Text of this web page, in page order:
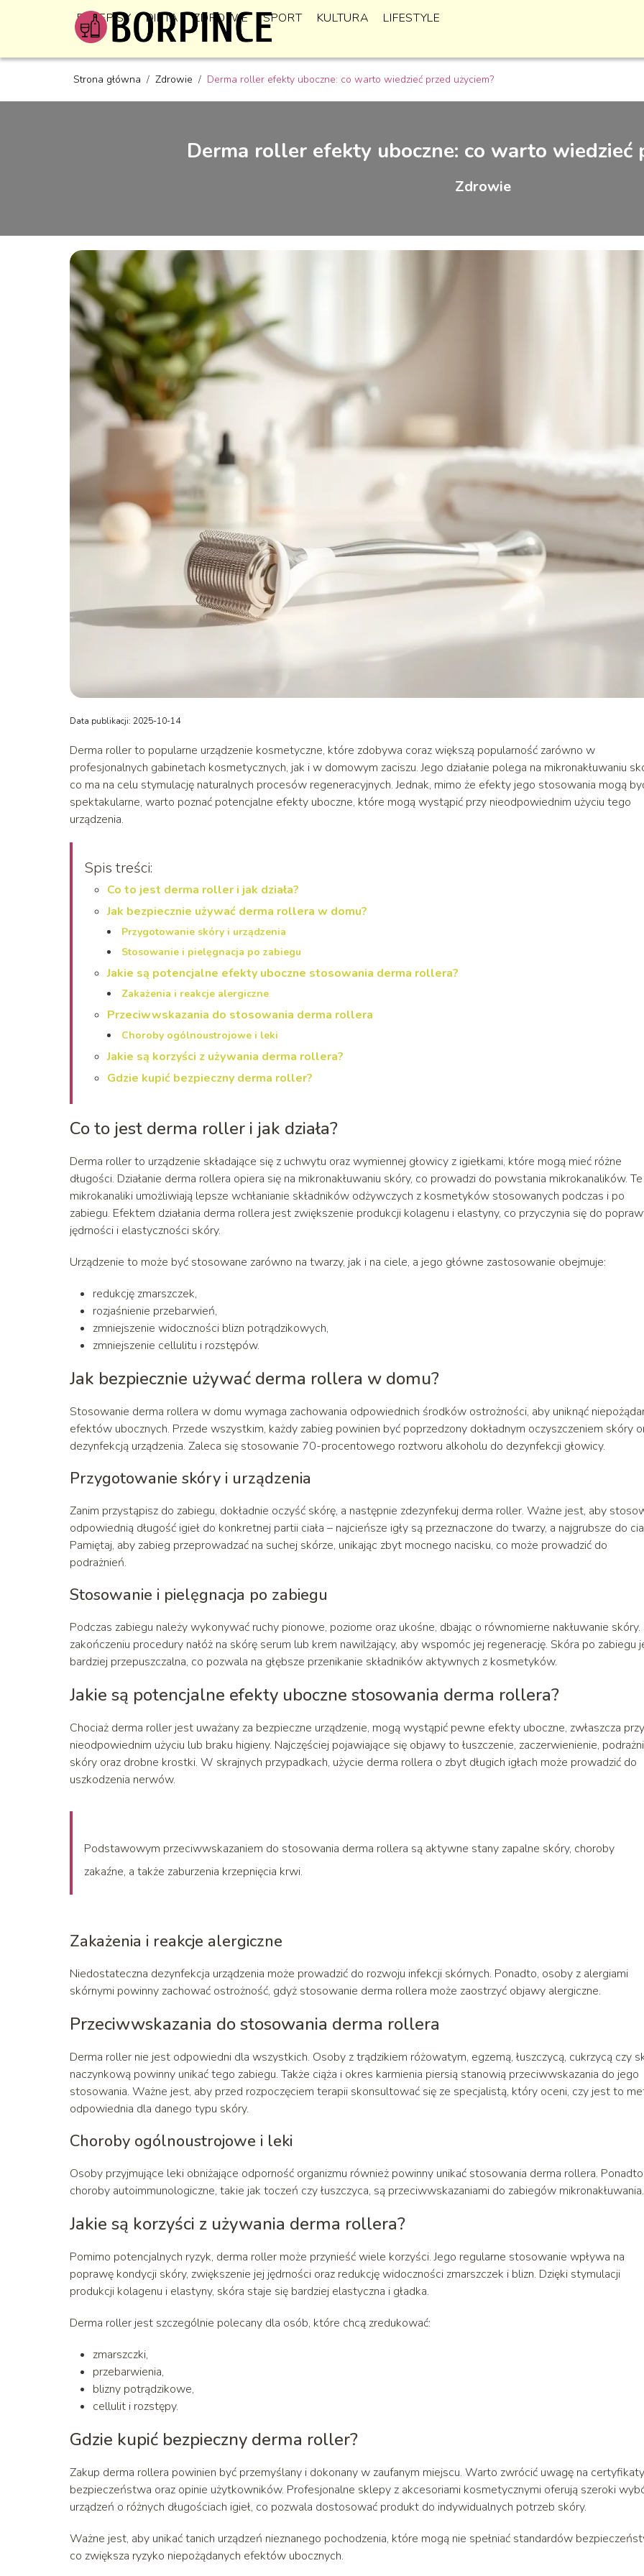
PRZEPISY DIETA ZDROWIE SPORT KULTURA LIFESTYLE
Strona główna / Zdrowie / Derma roller efekty uboczne: co warto wiedzieć przed użyciem?
Derma roller efekty uboczne: co warto wiedzieć
Zdrowie
Data publikacji: 2025-10-14
Derma roller to popularne urządzenie kosmetyczne, które zdobywa coraz większą popularność zarówno w
profesjonalnych gabinetach kosmetycznych, jak i w domowym zaciszu. Jego działanie polega na mikronakłuwaniu
co ma na celu stymulację naturalnych procesów regeneracyjnych. Jednak, mimo że efekty jego stosowania mogą
spektakularne, warto poznać potencjalne efekty uboczne, które mogą wystąpić przy nieodpowiednim użyciu tego
urządzenia.
Spis treści:
Co to jest derma roller i jak działa?
Jak bezpiecznie używać derma rollera w domu?
Przygotowanie skóry i urządzenia
Stosowanie i pielęgnacja po zabiegu
Jakie są potencjalne efekty uboczne stosowania derma rollera?
Zakażenia i reakcje alergiczne
Przeciwwskazania do stosowania derma rollera
Choroby ogólnoustrojowe i leki
Jakie są korzyści z używania derma rollera?
Gdzie kupić bezpieczny derma roller?
Co to jest derma roller i jak działa?
Derma roller to urządzenie składające się z uchwytu oraz wymiennej głowicy z igiełkami, które mogą mieć różne
długości. Działanie derma rollera opiera się na mikronakłuwaniu skóry, co prowadzi do powstania mikrokanalików. Te
mikrokanaliki umożliwiają lepsze wchłanianie składników odżywczych z kosmetyków stosowanych podczas i po
zabiegu. Efektem działania derma rollera jest zwiększenie produkcji kolagenu i elastyny, co przyczynia się do
jędrności i elastyczności skóry.
Urządzenie to może być stosowane zarówno na twarzy, jak i na ciele, a jego główne zastosowanie obejmuje:
redukcję zmarszczek,
rozjaśnienie przebarwień,
zmniejszenie widoczności blizn potrądzikowych,
zmniejszenie cellulitu i rozstępów.
Jak bezpiecznie używać derma rollera w domu?
Stosowanie derma rollera w domu wymaga zachowania odpowiednich środków ostrożności, aby uniknąć
efektów ubocznych. Przede wszystkim, każdy zabieg powinien być poprzedzony dokładnym oczyszczeniem skóry
dezynfekcją urządzenia. Zaleca się stosowanie 70-procentowego roztworu alkoholu do dezynfekcji głowicy.
Przygotowanie skóry i urządzenia
Zanim przystąpisz do zabiegu, dokładnie oczyść skórę, a następnie zdezynfekuj derma roller. Ważne jest, aby
odpowiednią długość igieł do konkretnej partii ciała – najcieńsze igły są przeznaczone do twarzy, a najgrubsze do
Pamiętaj, aby zabieg przeprowadzać na suchej skórze, unikając zbyt mocnego nacisku, co może prowadzić do
podrażnień.
Stosowanie i pielęgnacja po zabiegu
Podczas zabiegu należy wykonywać ruchy pionowe, poziome oraz ukośne, dbając o równomierne nakłuwanie skóry.
zakończeniu procedury nałóż na skórę serum lub krem nawilżający, aby wspomóc jej regenerację. Skóra po zabiegu
bardziej przepuszczalna, co pozwala na głębsze przenikanie składników aktywnych z kosmetyków.
Jakie są potencjalne efekty uboczne stosowania derma rollera?
Chociaż derma roller jest uważany za bezpieczne urządzenie, mogą wystąpić pewne efekty uboczne, zwłaszcza przy
nieodpowiednim użyciu lub braku higieny. Najczęściej pojawiające się objawy to łuszczenie, zaczerwienienie,
skóry oraz drobne krostki. W skrajnych przypadkach, użycie derma rollera o zbyt długich igłach może prowadzić do
uszkodzenia nerwów.
Podstawowym przeciwwskazaniem do stosowania derma rollera są aktywne stany zapalne skóry, choroby
zakaźne, a także zaburzenia krzepnięcia krwi.
Zakażenia i reakcje alergiczne
Niedostateczna dezynfekcja urządzenia może prowadzić do rozwoju infekcji skórnych. Ponadto, osoby z alergiami
skórnymi powinny zachować ostrożność, gdyż stosowanie derma rollera może zaostrzyć objawy alergiczne.
Przeciwwskazania do stosowania derma rollera
Derma roller nie jest odpowiedni dla wszystkich. Osoby z trądzikiem różowatym, egzemą, łuszczycą, cukrzycą czy
naczynkową powinny unikać tego zabiegu. Także ciąża i okres karmienia piersią stanowią przeciwwskazania do jego
stosowania. Ważne jest, aby przed rozpoczęciem terapii skonsultować się ze specjalistą, który oceni, czy jest to
odpowiednia dla danego typu skóry.
Choroby ogólnoustrojowe i leki
Osoby przyjmujące leki obniżające odporność organizmu również powinny unikać stosowania derma rollera. Ponadto
choroby autoimmunologiczne, takie jak toczeń czy łuszczyca, są przeciwwskazaniami do zabiegów mikronakłuwania.
Jakie są korzyści z używania derma rollera?
Pomimo potencjalnych ryzyk, derma roller może przynieść wiele korzyści. Jego regularne stosowanie wpływa na
poprawę kondycji skóry, zwiększenie jej jędrności oraz redukcję widoczności zmarszczek i blizn. Dzięki stymulacji
produkcji kolagenu i elastyny, skóra staje się bardziej elastyczna i gładka.
Derma roller jest szczególnie polecany dla osób, które chcą zredukować:
zmarszczki,
przebarwienia,
blizny potrądzikowe,
cellulit i rozstępy.
Gdzie kupić bezpieczny derma roller?
Zakup derma rollera powinien być przemyślany i dokonany w zaufanym miejscu. Warto zwrócić uwagę na certyfikaty
bezpieczeństwa oraz opinie użytkowników. Profesjonalne sklepy z akcesoriami kosmetycznymi oferują szeroki
urządzeń o różnych długościach igieł, co pozwala dostosować produkt do indywidualnych potrzeb skóry.
Ważne jest, aby unikać tanich urządzeń nieznanego pochodzenia, które mogą nie spełniać standardów
co zwiększa ryzyko niepożądanych efektów ubocznych.